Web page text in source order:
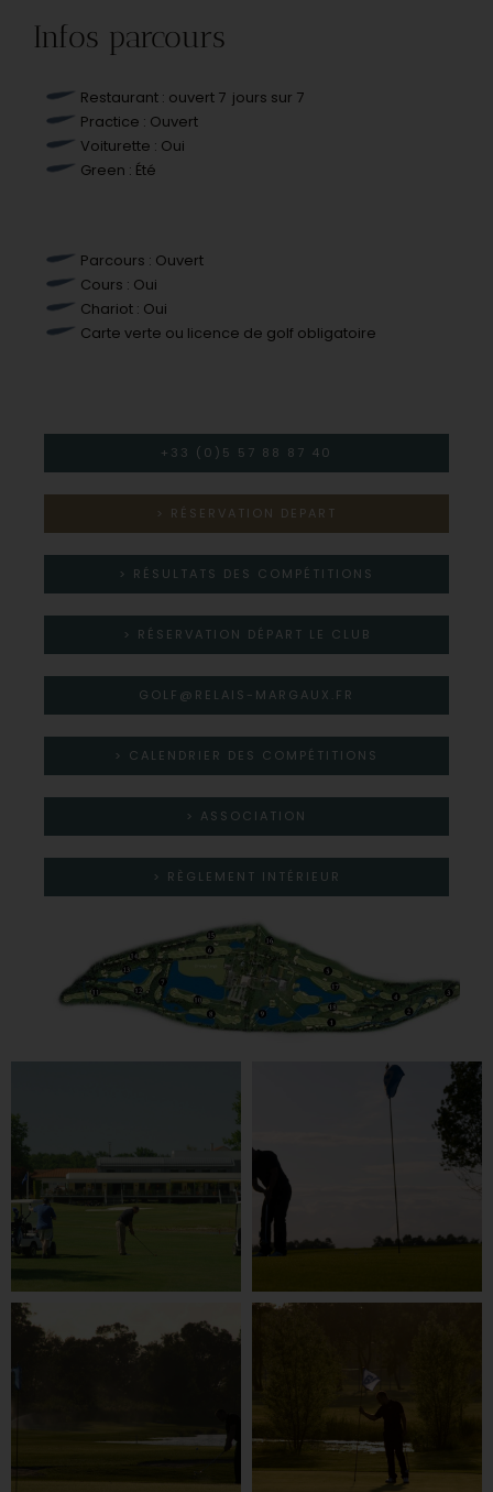
Infos parcours
Restaurant : ouvert 7 jours sur 7
Practice : Ouvert
Voiturette : Oui
Green : Été
Parcours : Ouvert
Cours : Oui
Chariot : Oui
Carte verte ou licence de golf obligatoire
+33 (0)5 57 88 87 40
> RÉSERVATION DEPART
> RÉSULTATS DES COMPÉTITIONS
> RÉSERVATION DÉPART LE CLUB
GOLF@RELAIS-MARGAUX.FR
> CALENDRIER DES COMPÉTITIONS
> ASSOCIATION
> RÈGLEMENT INTÉRIEUR